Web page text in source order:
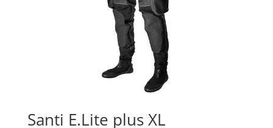
Santi E.Lite plus XL